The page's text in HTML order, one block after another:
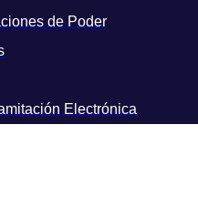
de Poder
Electrónica